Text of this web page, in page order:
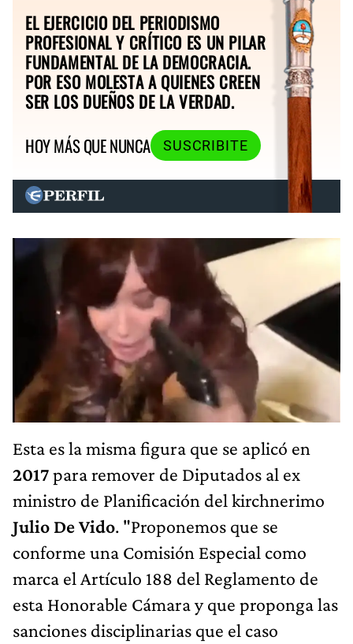
EL EJERCICIO DEL PERIODISMO
PROFESIONAL Y CRÍTICO ES UN PILAR
FUNDAMENTAL DE LA DEMOCRACIA.
POR ESO MOLESTA A QUIENES CREEN
SER LOS DUEÑOS DE LA VERDAD.
HOY MÁS QUE NUNCA
SUSCRIBITE
Esta es la misma figura que se aplicó en
2017para remover de Diputados al ex
ministro de Planificación del kirchnerimo
Julio De Vido. "Proponemos que se
conforme una Comisión Especial como
marca el Artículo 188 del Reglamento de
esta Honorable Cámara y que proponga las
sanciones disciplinarias que el caso